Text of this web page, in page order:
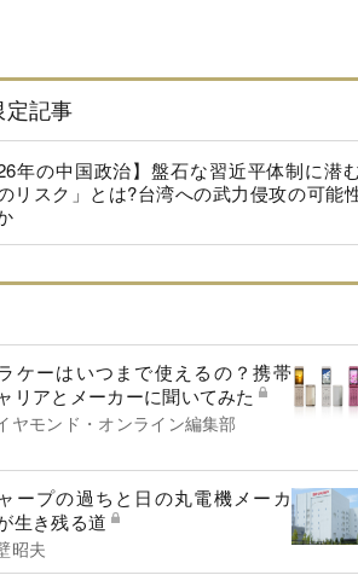
記事
26年の中国政治】盤石な習近平体制に潜
リスク」とは?台湾への武力侵攻の可能
ケーはいつまで使えるの？携帯
リアとメーカーに聞いてみた
ヤモンド・オンライン編集部
ープの過ちと日の丸電機メーカ
生き残る道
昭夫